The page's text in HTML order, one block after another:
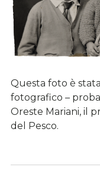
Questa foto è
fotografico –
Oreste Mariani, il
del Pesco.